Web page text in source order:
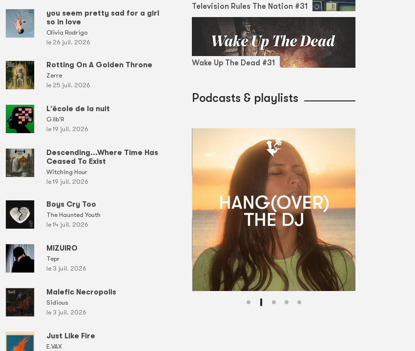
you seem pretty sad for a girl
so in love
Olivia Rodrigo
le 26 juil. 2026
Rotting On A Golden Throne
Zerre
le 25 juil. 2026
L'école de la nuit
Gilb'R
le 19 juil. 2026
Descending...Where Time Has
Ceased To Exist
Witching Hour
le 19 juil. 2026
Boys Cry Too
The Haunted Youth
le 14 juil. 2026
MIZUIRO
Tepr
le 3 juil. 2026
Malefic Necropolis
Sidious
le 3 juil. 2026
Just Like Fire
E.VAX
Television Rules The Nation #31
Wake Up The Dead #31
Podcasts & playlists